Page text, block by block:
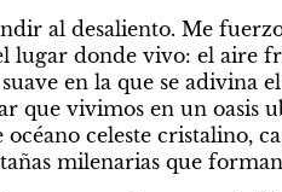
al desaliento. Me
lugar donde vivo: el aire
en la que se adivina
que vivimos en un oasis
celeste cristalino,
milenarias que